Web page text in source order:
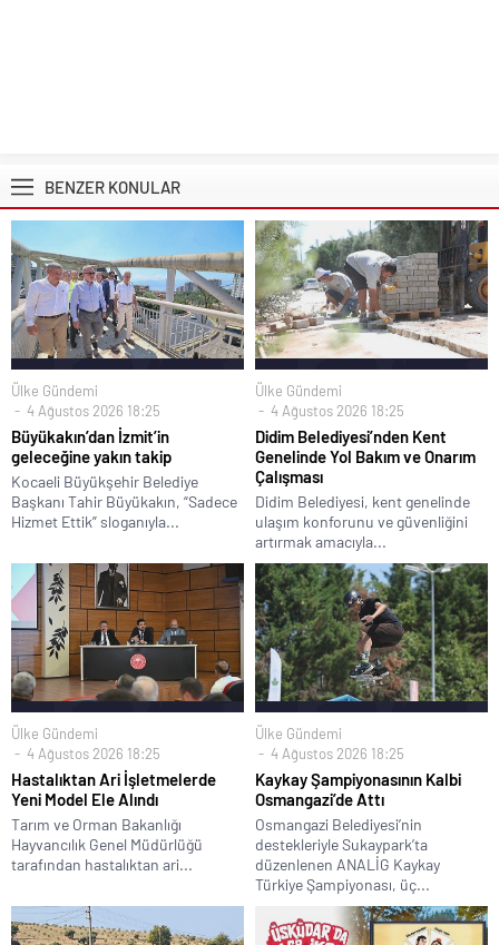
BENZER KONULAR
Ülke Gündemi
4 Ağustos 2026 18:25
Büyükakın’dan İzmit’in
geleceğine yakın takip
Kocaeli Büyükşehir Belediye
Başkanı Tahir Büyükakın, “Sadece
Hizmet Ettik” sloganıyla...
Ülke Gündemi
4 Ağustos 2026 18:25
Didim Belediyesi’nden Kent
Genelinde Yol Bakım ve Onarım
Çalışması
Didim Belediyesi, kent genelinde
ulaşım konforunu ve güvenliğini
artırmak amacıyla...
Ülke Gündemi
4 Ağustos 2026 18:25
Hastalıktan Ari İşletmelerde
Yeni Model Ele Alındı
Tarım ve Orman Bakanlığı
Hayvancılık Genel Müdürlüğü
tarafından hastalıktan ari...
Ülke Gündemi
4 Ağustos 2026 18:25
Kaykay Şampiyonasının Kalbi
Osmangazi’de Attı
Osmangazi Belediyesi’nin
destekleriyle Sukaypark’ta
düzenlenen ANALİG Kaykay
Türkiye Şampiyonası, üç...